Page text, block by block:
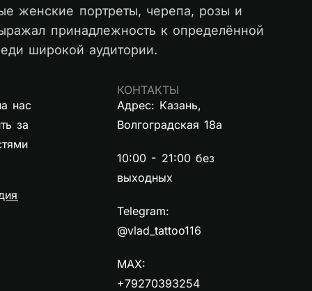
женские портреты, черепа, розы и
принадлежность к определённой
широкой аудитории.
нас
за
КОНТАКТЫ
Адрес: Казань,
Волгоградская 18а
10:00 - 21:00 без
выходных
Telegram:
@vlad_tattoo116
MAX:
+79270393254